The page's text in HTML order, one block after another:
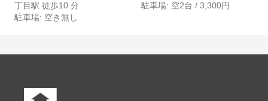
丁目駅 徒歩10 分
駐車場: 空き無し
駐車場: 空2台 / 3,300円